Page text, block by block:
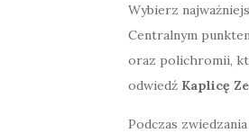
Wybierz
Centralnym
oraz polichromii,
odwiedź Kaplicę
Podczas